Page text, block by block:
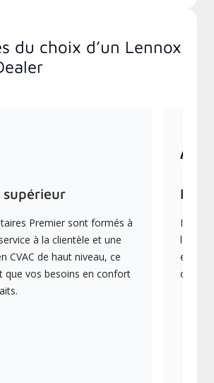
du choix d’un Lennox
supérieur
Premier sont formés à
à la clientèle et une
CVAC de haut niveau, ce
que vos besoins en confort
Ils
les
en